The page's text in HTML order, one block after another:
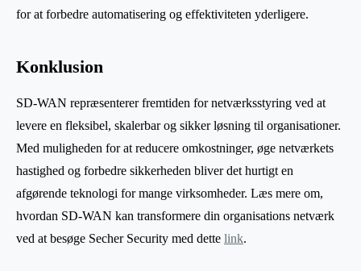
for at forbedre automatisering og effektiviteten yderligere.
Konklusion
SD-WAN repræsenterer fremtiden for netværksstyring ved at
levere en fleksibel, skalerbar og sikker løsning til organisationer.
Med muligheden for at reducere omkostninger, øge netværkets
hastighed og forbedre sikkerheden bliver det hurtigt en
afgørende teknologi for mange virksomheder. Læs mere om,
hvordan SD-WAN kan transformere din organisations netværk
ved at besøge Secher Security med dette link.